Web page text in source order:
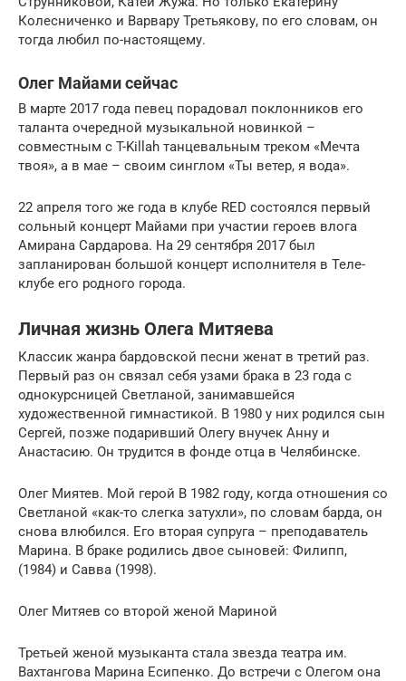
Колесниченко и Варвару Третьякову, по его словам, он
тогда любил по-настоящему.
Олег Майами сейчас
В марте 2017 года певец порадовал поклонников его
таланта очередной музыкальной новинкой –
совместным с T-Killah танцевальным треком «Мечта
твоя», а в мае – своим синглом «Ты ветер, я вода».
22 апреля того же года в клубе RED состоялся первый
сольный концерт Майами при участии героев влога
Амирана Сардарова. На 29 сентября 2017 был
запланирован большой концерт исполнителя в Теле-
клубе его родного города.
Личная жизнь Олега Митяева
Классик жанра бардовской песни женат в третий раз.
Первый раз он связал себя узами брака в 23 года с
однокурсницей Светланой, занимавшейся
художественной гимнастикой. В 1980 у них родился сын
Сергей, позже подаривший Олегу внучек Анну и
Анастасию. Он трудится в фонде отца в Челябинске.
Олег Миятев. Мой герой В 1982 году, когда отношения со
Светланой «как-то слегка затухли», по словам барда, он
снова влюбился. Его вторая супруга – преподаватель
Марина. В браке родились двое сыновей: Филипп,
(1984) и Савва (1998).
Олег Митяев со второй женой Мариной
Третьей женой музыканта стала звезда театра им.
Вахтангова Марина Есипенко. До встречи с Олегом она